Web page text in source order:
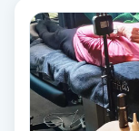
Hatha Yoga
Headspa